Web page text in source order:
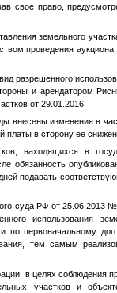
свое право,
земельного
проведения
разрешенного
и арендатором
от 29.01.2016.
внесены изменения в
платы в сторону ее
находящихся в
обязанность
подавать
суда РФ от 25.06.2013 №
использования
первоначальному
тем самым
в целях соблюдения
участков и